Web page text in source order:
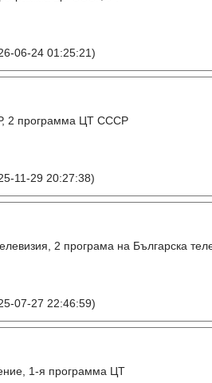
06-24 01:25:21)
2 программа ЦТ СССР
11-29 20:27:38)
2 програма на Българска
07-27 22:46:59)
1-я программа ЦТ